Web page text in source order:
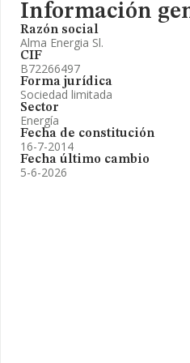
Información
Razón social
Alma Energia Sl.
CIF
B72266497
Forma jurídica
Sociedad limitada
Sector
Energía
Fecha de constitución
16-7-2014
Fecha último cambio
5-6-2026